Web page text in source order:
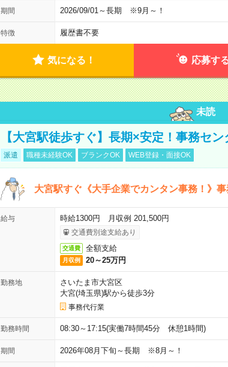
期間 2026/09/01～長期 ※9月～！
特徴 履歴書不要
気になる！ 応募す
未読
【大宮駅徒歩すぐ】長期×安定！事務セ
派遣 職種未経験OK ブランクOK WEB登録・面接OK
大宮駅すぐ《大手企業でカンタン事務！》
給与 時給1300円 月収例 201,500円
交通費別途支給あり
交通費 全額支給
月収例 20～25万円
勤務地
さいたま市大宮区
大宮(埼玉県)駅から徒歩3分
事務代行業
勤務時間 08:30～17:15(実働7時間45分 休憩1時間)
期間 2026年08月下旬～長期 ※8月～！